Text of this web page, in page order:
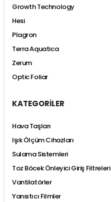
Growth Technology
Hesi
Plagron
Terra Aquatica
Zerum
Optic Foliar
KATEGORİLER
Hava Taşları
Işık Ölçüm Cihazları
Sulama Sistemleri
Toz Böcek Önleyici Giriş Filtreleri
Vantilatörler
Yansıtıcı Filmler